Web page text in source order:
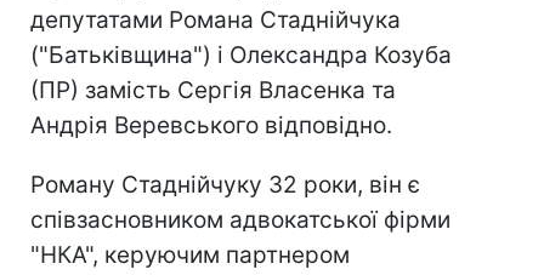
депутатами Романа Стаднійчука
("Батьківщина") і Олександра Козуба
(ПР) замість Сергія Власенка та
Андрія Веревського відповідно.
Роману Стаднійчуку 32 роки, він є
співзасновником адвокатської фірми
"НКА", керуючим партнером